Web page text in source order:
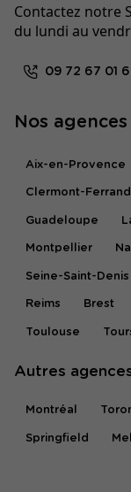
Contactez notre
du lundi au
09 72 67 01
Nos
Aix-en-Provence
Clermont-Ferrand
Guadeloupe
Montpellier
Seine-Saint-Denis
Reims Brest
Toulouse
Autres
Montréal
Springfield